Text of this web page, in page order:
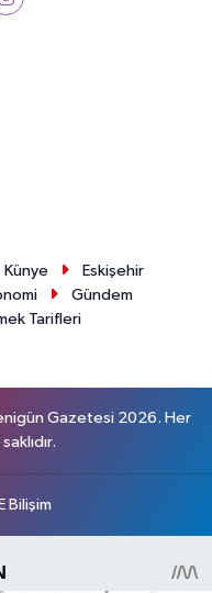
Künye
Eskişehir
Gündem
Tarifleri
Gazetesi 2026. Her
saklıdır.
Bilişim